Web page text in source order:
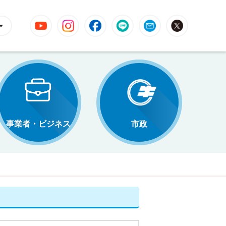
YouTube InstagramFacebookLINE Mail
事業者・ビジネス 市政